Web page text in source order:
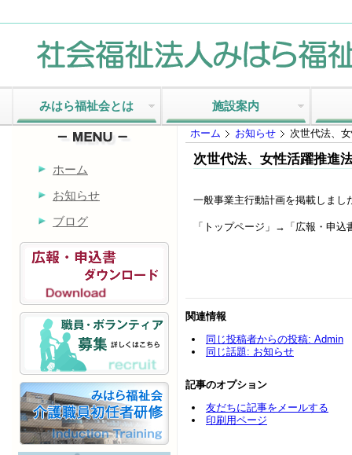
みはら福祉会とは 施設案内
ホーム
お知らせ
ブログ
ホーム お知らせ 次世代法、
次世代法、女性活躍推進
一般事業主行動計画を掲載しまし
「トップページ」→「広報・申
関連情報
同じ投稿者からの投稿: Admin
同じ話題: お知らせ
記事のオプション
友だちに記事をメールする
印刷用ページ